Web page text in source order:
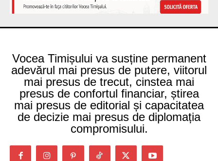
Vocea Timișului va susține permanent
adevărul mai presus de putere, viitorul
mai presus de trecut, cinstea mai
presus de confortul financiar, știrea
mai presus de editorial și capacitatea
de decizie mai presus de diplomația
compromisului.